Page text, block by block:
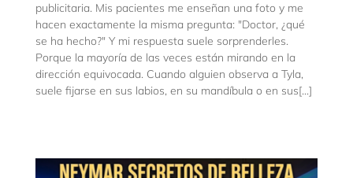
publicitaria. Mis pacientes me enseñan una foto y me
hacen exactamente la misma pregunta: "Doctor, ¿qué
se ha hecho?" Y mi respuesta suele sorprenderles.
Porque la mayoría de las veces están mirando en la
dirección equivocada. Cuando alguien observa a Tyla,
suele fijarse en sus labios, en su mandíbula o en sus[...]